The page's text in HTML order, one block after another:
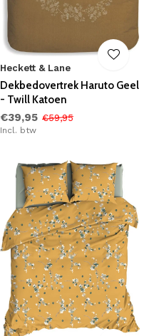
Heckett & Lane
Dekbedovertrek Haruto Geel
- Twill Katoen
€39,95 €59,95
Incl. btw